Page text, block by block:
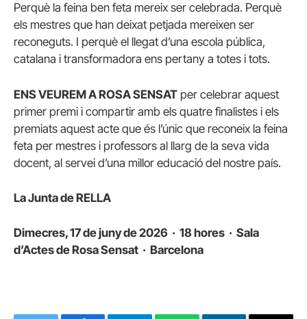
Perquè la feina ben feta mereix ser celebrada. Perquè
els mestres que han deixat petjada mereixen ser
reconeguts. I perquè el llegat d’una escola pública,
catalana i transformadora ens pertany a totes i tots.
ENS VEUREM A ROSA SENSAT per celebrar aquest
primer premi i compartir amb els quatre finalistes i els
premiats aquest acte que és l’únic que reconeix la feina
feta per mestres i professors al llarg de la seva vida
docent, al servei d’una millor educació del nostre país.
La Junta de RELLA
Dimecres, 17 de juny de 2026 · 18 hores · Sala
d’Actes de Rosa Sensat · Barcelona